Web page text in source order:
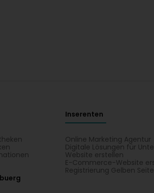
Inserenten
Online Marketing Agentur
Digitale Lösungen für
Website erstellen
E-Commerce-Website
Registrierung Gelben